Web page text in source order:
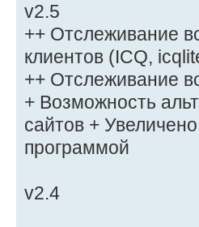
v2.5
++ Отслеживание
клиентов (ICQ,
++ Отслеживание
+ Возможность
сайтов +
программой
v2.4